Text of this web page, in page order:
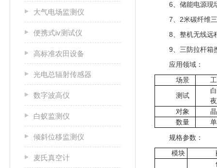
大气电场监测仪
便携式iv测试仪
高标准农田设备
光电总辐射传感器
数字波高仪
白蚁监测仪
倾斜位移监测仪
麦氏真空计
6、储能电源现
7、2米碳纤维
8、整机无线远
9、三防拉杆箱
应用领域：
场景
测试
对象
数量
规格参数：
模块